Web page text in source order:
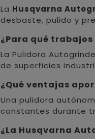
La Husqvarna
desbaste, pulido y
¿Para qué
La Pulidora
de superficies
¿Qué ventajas
Una pulidora
constantes durante
¿La Husqvarna